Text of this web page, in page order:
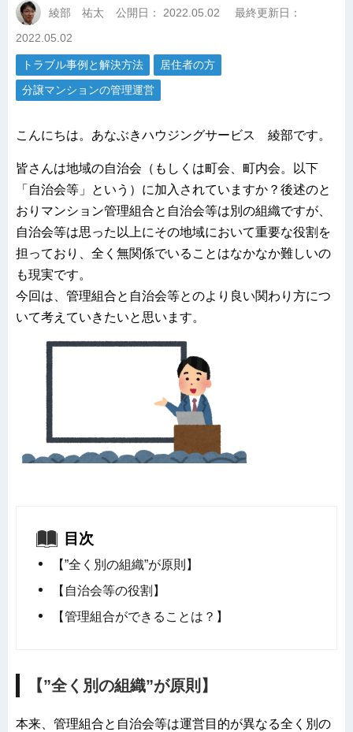
綾部 祐太 公開日： 2022.05.02
最終更新日：
2022.05.02
トラブル事例と解決方法
居住者の方
分譲マンションの管理運営
こんにちは。あなぶきハウジングサービス 綾部です。
皆さんは地域の自治会（もしくは町会、町内会。以下
「自治会等」という）に加入されていますか？後述のと
おりマンション管理組合と自治会等は別の組織ですが、
自治会等は思った以上にその地域において重要な役割を
担っており、全く無関係でいることはなかなか難しいの
も現実です。
今回は、管理組合と自治会等とのより良い関わり方につ
いて考えていきたいと思います。
目次
【”全く別の組織”が原則】
【自治会等の役割】
【管理組合ができることは？】
【”全く別の組織”が原則】
本来、管理組合と自治会等は運営目的が異なる全く別の